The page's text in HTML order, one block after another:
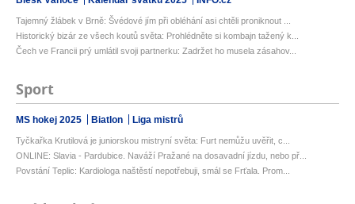
Tajemný žlábek v Brně: Švédové jím při obléhání asi chtěli proniknout ...
Historický bizár ze všech koutů světa: Prohlédněte si kombajn tažený k...
Čech ve Francii prý umlátil svoji partnerku: Zadržet ho musela zásahov...
Sport
MS hokej 2025 Biatlon Liga mistrů
Tyčkařka Krutilová je juniorskou mistryní světa: Furt nemůžu uvěřit, c...
ONLINE: Slavia - Pardubice. Naváží Pražané na dosavadní jízdu, nebo př...
Povstání Teplic: Kardiologa naštěstí nepotřebuji, smál se Frťala. Prom...